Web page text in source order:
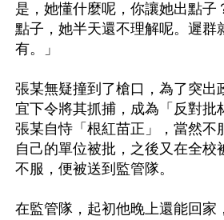
是，她懂什麼呢，你讓她出點子
點子，她半天還不理解呢。遲群
有。」
張某無疑撞到了槍口，為了突出
宜下令將其抓捕，成為「反對批
張某自恃「根紅苗正」，當然不
自己的單位被批，之後又在全校
不服，便被送到監管隊。
在監管隊，起初他晚上還能回家